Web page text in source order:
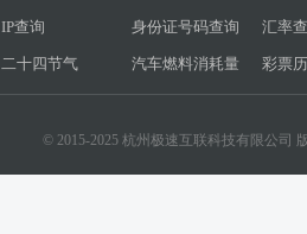
IP查询 身份证号码查询 汇率
二十四节气 汽车燃料消耗量 彩票
© 2015-2025 杭州极速互联科技有限公司